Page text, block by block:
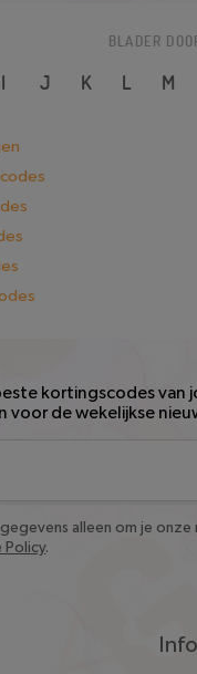
BLADER
I J K L M
kortingscodes van
voor de wekelijkse
alleen om je
Policy.